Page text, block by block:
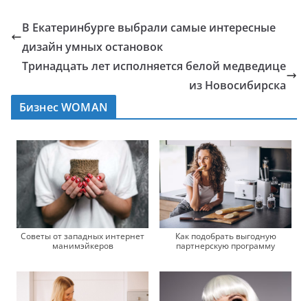
В Екатеринбурге выбрали самые интересные
дизайн умных остановок
Тринадцать лет исполняется белой медведице
из Новосибирска
Бизнес WOMAN
Советы от западных интернет
манимэйкеров
Как подобрать выгодную
партнерскую программу